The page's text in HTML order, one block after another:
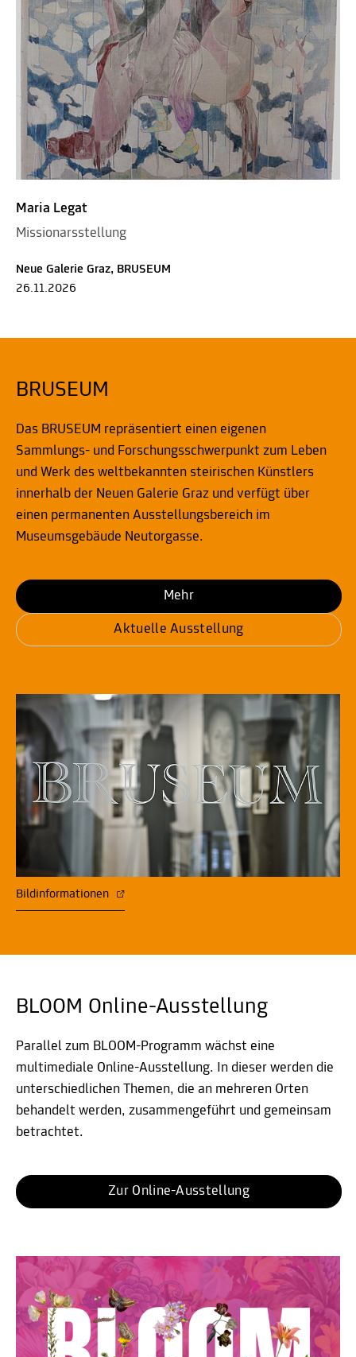
Maria Legat
Missionarsstellung
Neue Galerie Graz, BRUSEUM
26.11.2026
BRUSEUM
Das BRUSEUM repräsentiert einen eigenen
Sammlungs- und Forschungsschwerpunkt zum Leben
und Werk des weltbekannten steirischen Künstlers
innerhalb der Neuen Galerie Graz und verfügt über
einen permanenten Ausstellungsbereich im
Museumsgebäude Neutorgasse.
Mehr
Aktuelle Ausstellung
Bildinformationen
BLOOM Online-Ausstellung
Parallel zum BLOOM-Programm wächst eine
multimediale Online-Ausstellung. In dieser werden die
unterschiedlichen Themen, die an mehreren Orten
behandelt werden, zusammengeführt und gemeinsam
betrachtet.
Zur Online-Ausstellung